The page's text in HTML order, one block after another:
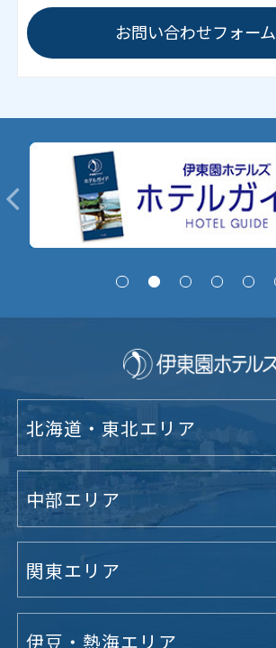
お問い合わせフォーム
北海道・東北エリア
中部エリア
関東エリア
伊豆・熱海エリア